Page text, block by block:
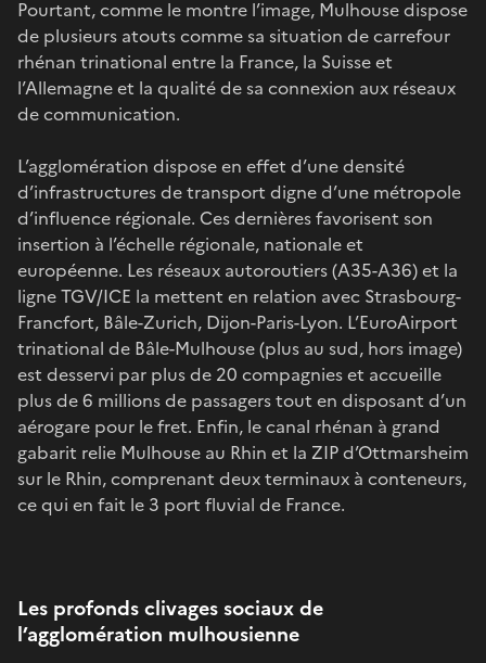
Pourtant, comme le montre l’image, Mulhouse dispose
de plusieurs atouts comme sa situation de carrefour
rhénan trinational entre la France, la Suisse et
l’Allemagne et la qualité de sa connexion aux réseaux
de communication.
L’agglomération dispose en effet d’une densité
d’infrastructures de transport digne d’une métropole
d’influence régionale. Ces dernières favorisent son
insertion à l’échelle régionale, nationale et
européenne. Les réseaux autoroutiers (A35-A36) et la
ligne TGV/ICE la mettent en relation avec Strasbourg-
Francfort, Bâle-Zurich, Dijon-Paris-Lyon. L’EuroAirport
trinational de Bâle-Mulhouse (plus au sud, hors image)
est desservi par plus de 20 compagnies et accueille
plus de 6 millions de passagers tout en disposant d’un
aérogare pour le fret. Enfin, le canal rhénan à grand
gabarit relie Mulhouse au Rhin et la ZIP d’Ottmarsheim
sur le Rhin, comprenant deux terminaux à conteneurs,
ce qui en fait le 3 port fluvial de France.
Les profonds clivages sociaux de
l’agglomération mulhousienne